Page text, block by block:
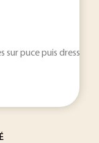
puce puis dresse